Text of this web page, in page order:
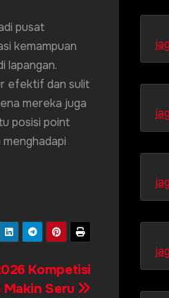
pusat
kemampuan
lapangan.
efektif dan sulit
mereka juga
posisi point
Kompetisi
Makin Seru